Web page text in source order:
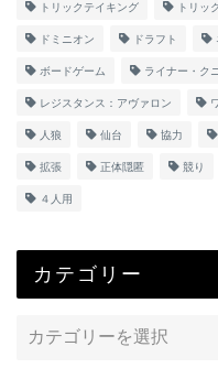
トリックテイキング トリッ
ドミニオン ドラフト
ボードゲーム ライナー・ク
レジスタンス：アヴァロン
人狼 仙台 協力
拡張 正体隠匿 競り
４人用
カテゴリー